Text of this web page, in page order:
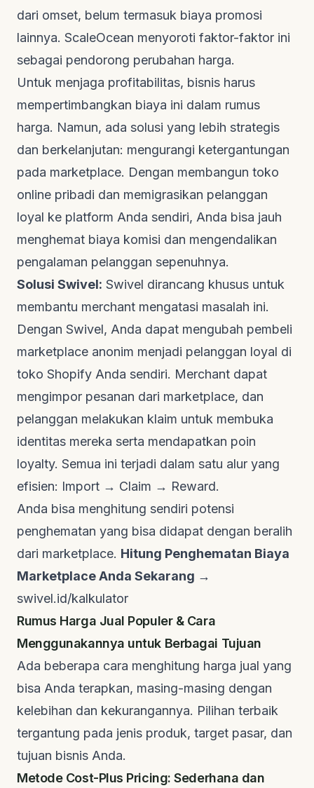
dari omset, belum termasuk biaya promosi
lainnya. ScaleOcean menyoroti faktor-faktor ini
sebagai pendorong perubahan harga.
Untuk menjaga profitabilitas, bisnis harus
mempertimbangkan biaya ini dalam rumus
harga. Namun, ada solusi yang lebih strategis
dan berkelanjutan: mengurangi ketergantungan
pada marketplace. Dengan membangun toko
online pribadi dan memigrasikan pelanggan
loyal ke platform Anda sendiri, Anda bisa jauh
menghemat biaya komisi dan mengendalikan
pengalaman pelanggan sepenuhnya.
Solusi Swivel: Swivel dirancang khusus untuk
membantu merchant mengatasi masalah ini.
Dengan Swivel, Anda dapat mengubah pembeli
marketplace anonim menjadi pelanggan loyal di
toko Shopify Anda sendiri. Merchant dapat
mengimpor pesanan dari marketplace, dan
pelanggan melakukan klaim untuk membuka
identitas mereka serta mendapatkan poin
loyalty. Semua ini terjadi dalam satu alur yang
efisien: Import → Claim → Reward.
Anda bisa menghitung sendiri potensi
penghematan yang bisa didapat dengan beralih
dari marketplace. Hitung Penghematan Biaya
Marketplace Anda Sekarang →
swivel.id/kalkulator
Rumus Harga Jual Populer & Cara
Menggunakannya untuk Berbagai Tujuan
Ada beberapa cara menghitung harga jual yang
bisa Anda terapkan, masing-masing dengan
kelebihan dan kekurangannya. Pilihan terbaik
tergantung pada jenis produk, target pasar, dan
tujuan bisnis Anda.
Metode Cost-Plus Pricing: Sederhana dan